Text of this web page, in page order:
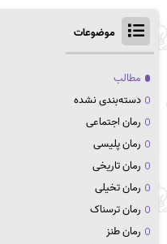
موضوعات
مطالب
دسته‌بندی نشده
رمان اجتماعی
رمان پلیسی
رمان تاریخی
رمان تخیلی
رمان ترسناک
رمان طنز